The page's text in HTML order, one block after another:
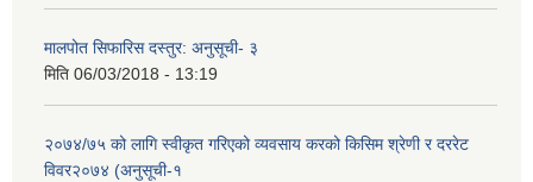
मालपोत सिफारिस दस्तुर: अनुसूची- ३
मिति 06/03/2018 - 13:19
२०७४/७५ को लागि स्वीकृत गरिएको व्यवसाय करको किसिम श्रेणी र दररेट
विवर२०७४ (अनुसूची-१